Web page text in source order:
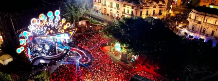
SOCIETÀ
CULTURA
ECONOMIA E LAVORO
EVENTI